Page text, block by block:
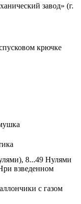
завод» (г.
крючке
8...49 Нулями
взведенном
с газом